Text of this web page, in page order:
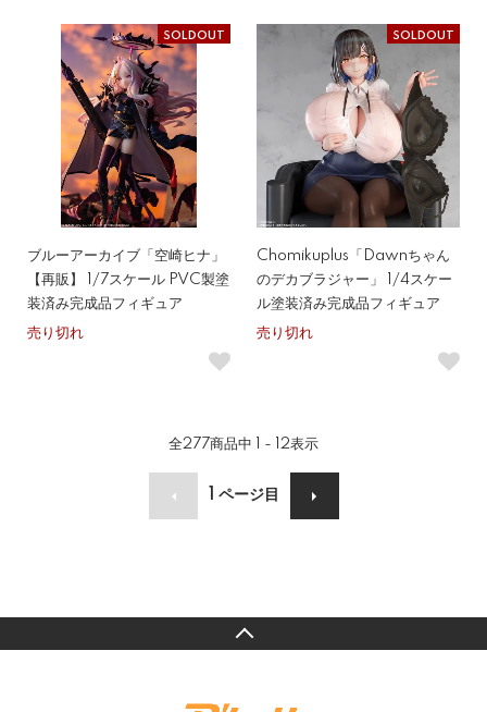
SOLDOUT
ブルーアーカイブ「空崎ヒナ」
【再販】 1/7スケール PVC製塗
装済み完成品フィギュア
売り切れ
SOLDOUT
Chomikuplus「Dawnちゃん
のデカブラジャー」 1/4スケー
ル塗装済み完成品フィギュア
売り切れ
全277商品中 1 - 12表示
ページ目